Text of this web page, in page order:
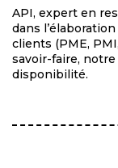
API, expert en
dans
clients (PME,
savoir-faire,
disponibilité.